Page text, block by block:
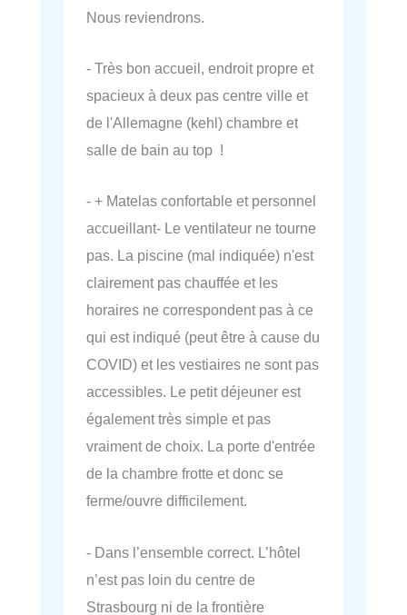
Nous reviendrons.
- Très bon accueil, endroit propre et
spacieux à deux pas centre ville et
de l'Allemagne (kehl) chambre et
salle de bain au top !
- + Matelas confortable et personnel
accueillant- Le ventilateur ne tourne
pas. La piscine (mal indiquée) n'est
clairement pas chauffée et les
horaires ne correspondent pas à ce
qui est indiqué (peut être à cause du
COVID) et les vestiaires ne sont pas
accessibles. Le petit déjeuner est
également très simple et pas
vraiment de choix. La porte d'entrée
de la chambre frotte et donc se
ferme/ouvre difficilement.
- Dans l’ensemble correct. L’hôtel
n’est pas loin du centre de
Strasbourg ni de la frontière